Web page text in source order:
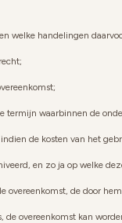
welke handelingen
termijn waarbinnen de
de kosten van het
en zo ja op welke
overeenkomst, de door
de overeenkomst kan